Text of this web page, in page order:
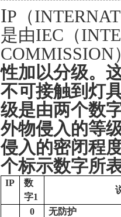
IP （
是由IEC （
COMMISSION
性加以分级。
不可接触到灯
级是由两个数
外物侵入的等
侵入的密闭程
个标示数字所
IP
数
字1
0 无防护